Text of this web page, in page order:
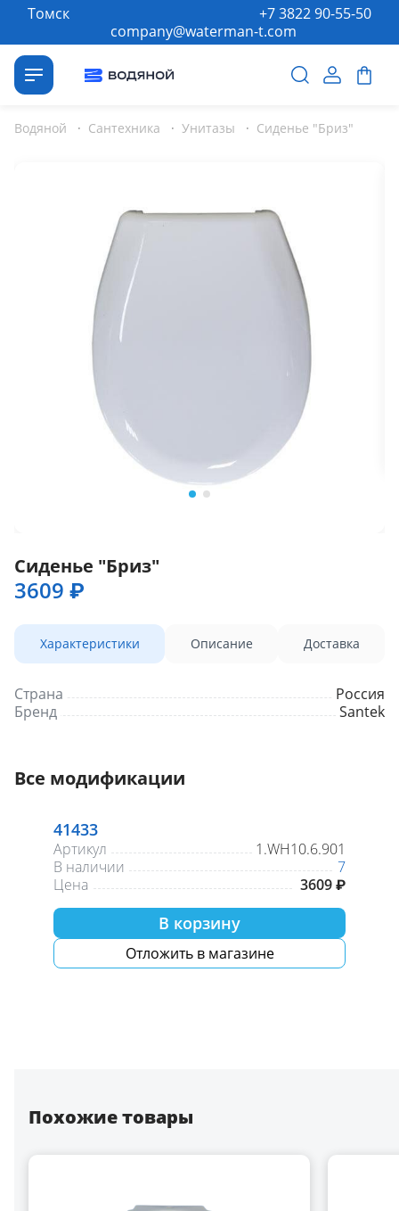
Томск
company@waterman-t.com
+7 3822 90-55-50
Водяной · Сантехника · Унитазы · Сиденье "Бриз"
Сиденье "Бриз"
3609 ₽
Характеристики Описание Доставка
Страна
Россия
Бренд
Santek
Все модификации
41433
Артикул
1.WH10.6.901
В наличии
7
Цена
3609 ₽
В корзину
Отложить в магазине
Похожие товары